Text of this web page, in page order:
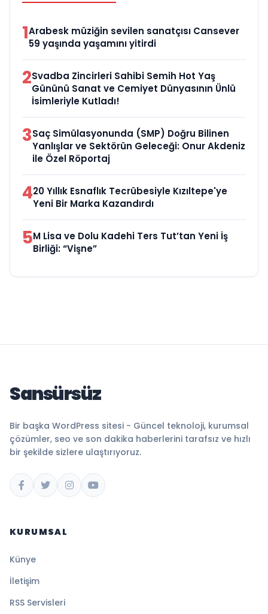
1Arabesk müziğin sevilen sanatçısı Cansever
59 yaşında yaşamını yitirdi
2Svadba Zincirleri Sahibi Semih Hot Yaş
Gününü Sanat ve Cemiyet Dünyasının Ünlü
İsimleriyle Kutladı!
3Saç Simülasyonunda (SMP) Doğru Bilinen
Yanlışlar ve Sektörün Geleceği: Onur Akdeniz
ile Özel Röportaj
420 Yıllık Esnaflık Tecrübesiyle Kızıltepe'ye
Yeni Bir Marka Kazandırdı
5M Lisa ve Dolu Kadehi Ters Tut’tan Yeni İş
Birliği: “Vişne”
Sansürsüz
Bir başka WordPress sitesi - Güncel teknoloji, kurumsal
çözümler, seo ve son dakika haberlerini tarafsız ve hızlı
bir şekilde sizlere ulaştırıyoruz.
KURUMSAL
Künye
İletişim
RSS Servisleri